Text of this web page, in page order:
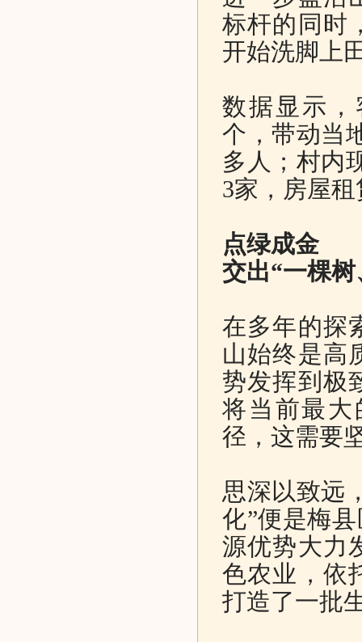
标杆的同时
开始洗脚上
数据显示，
个，带动当
多人；村内
3家，房屋租
点绿成金
交出“一棵
在多年的探
山始终是高
势发挥到极
将当前最
径，这需要
思深以致远
化”便是梅
源优势大力
色农业，依
打造了一批